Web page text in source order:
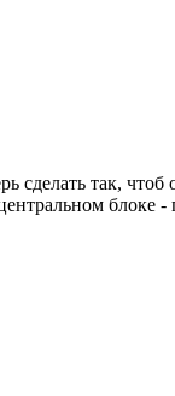
сделать так,
блоке